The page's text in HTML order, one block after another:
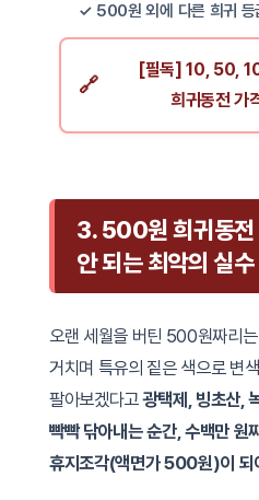
✓ 500원 외에 다른 희귀 등
[필독] 10, 50,
희귀동전 가
3. 500원 희귀동전
안 되는 최악의 실수
오랜 세월을 버틴 500원짜리
거치며 특유의 짙은 색으로 변
팔아보겠다고광택제, 빙초산,
빡빡 닦아내는 순간, 수백만 원
휴지조각(액면가 500원)이 되